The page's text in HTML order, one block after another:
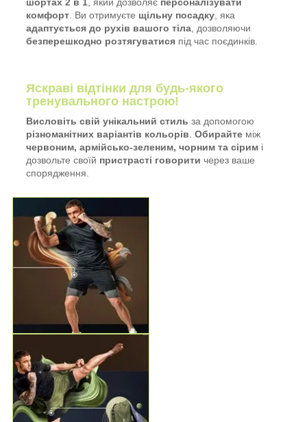
комфорт . Ви отримуєте щільну посадку , яка
адаптується до рухів вашого тіла , дозволяючи
безперешкодно розтягуватися під час поєдинків.
Яскраві відтінки для будь-якого
тренувального настрою!
Висловіть свій унікальний стиль за допомогою
різноманітних варіантів кольорів Обирайте між
червоним, армійсько-зеленим, чорним та сірим і
дозвольте своїй пристрасті говорити через ваше
спорядження.